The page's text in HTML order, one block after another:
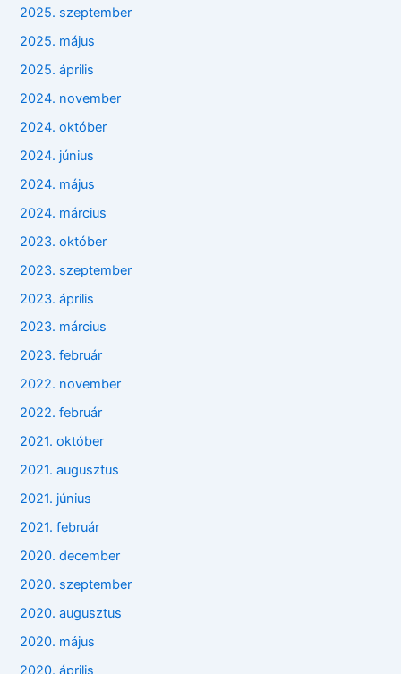
2025. szeptember
2025. május
2025. április
2024. november
2024. október
2024. június
2024. május
2024. március
2023. október
2023. szeptember
2023. április
2023. március
2023. február
2022. november
2022. február
2021. október
2021. augusztus
2021. június
2021. február
2020. december
2020. szeptember
2020. augusztus
2020. május
2020. április